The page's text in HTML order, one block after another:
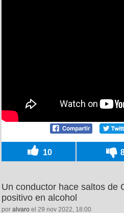
10
Un conductor hace saltos de
positivo en alcohol
por alvaro el 29 nov 2022, 18:00